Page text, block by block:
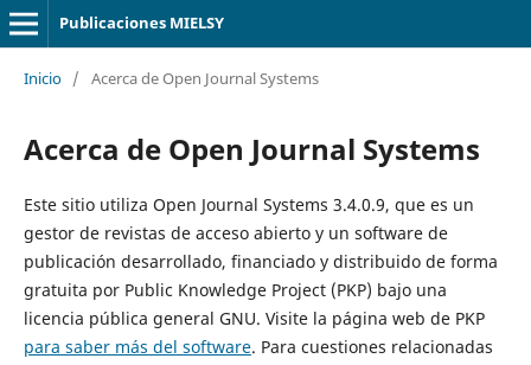
Publicaciones MIELSY
Inicio / Acerca de Open Journal Systems
Acerca de Open Journal Systems
Este sitio utiliza Open Journal Systems 3.4.0.9, que es un
gestor de revistas de acceso abierto y un software de
publicación desarrollado, financiado y distribuido de forma
gratuita por Public Knowledge Project (PKP) bajo una
licencia pública general GNU. Visite la página web de PKP
para saber más del software. Para cuestiones relacionadas